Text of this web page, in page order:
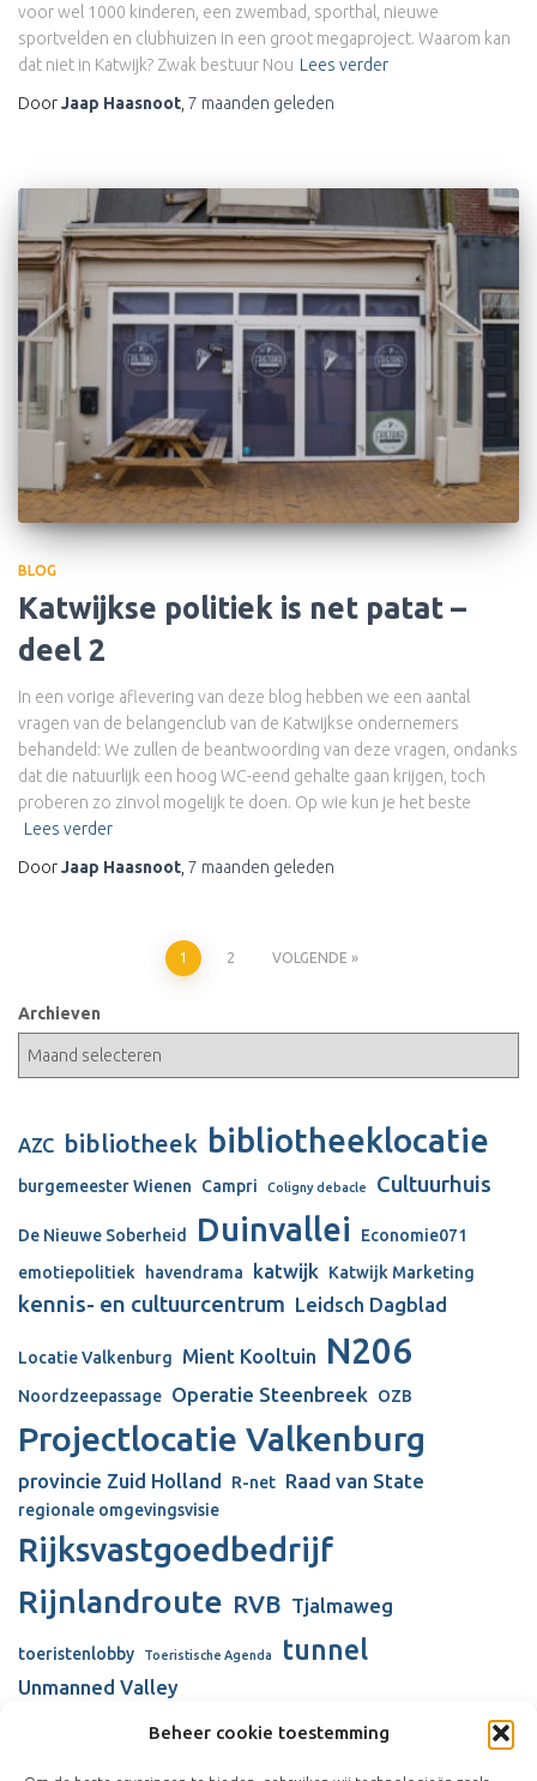
Beheer cookie toestemming
voor wel 1000 kinderen, een zwembad, sporthal, nieuwe
sportvelden en clubhuizen in een groot megaproject. Waarom kan
dat niet in Katwijk? Zwak bestuur Nou Lees verder
DoorJaap Haasnoot 7 maanden geleden
BLOG
Katwijkse politiek is net patat –
deel 2
In een vorige aflevering van deze blog hebben we een aantal
vragen van de belangenclub van de Katwijkse ondernemers
behandeld: We zullen de beantwoording van deze vragen, ondanks
dat die natuurlijk een hoog WC-eend gehalte gaan krijgen, toch
proberen zo zinvol mogelijk te doen. Op wie kun je het beste
Lees verder
DoorJaap Haasnoot 7 maanden geleden
Berichten
paginering
1 2 VOLGENDE
Archieven
AZC bibliotheek bibliotheeklocatie
burgemeester Wienen Campri Coligny debacle Cultuurhuis
De Nieuwe Soberheid Duinvallei
Economie071
emotiepolitiek
havendrama katwijk Katwijk Marketing
kennis- en cultuurcentrum Leidsch Dagblad
Locatie Valkenburg Mient Kooltuin N206
Noordzeepassage Operatie Steenbreek OZB
Projectlocatie Valkenburg
provincie Zuid Holland R-net Raad van State
regionale omgevingsvisie
Rijksvastgoedbedrijf
Rijnlandroute RVB Tjalmaweg
toeristenlobby Toeristische Agenda tunnel
Unmanned Valley
Unmanned Valley Valkenburg